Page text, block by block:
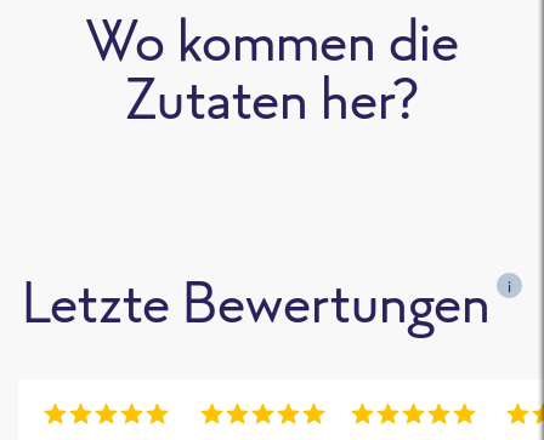
Wo kommen die
Zutaten her?
Letzte Bewertungen i